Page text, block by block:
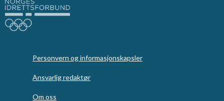
Personvern og informasjonskapsler
Ansvarlig redaktør
Om oss